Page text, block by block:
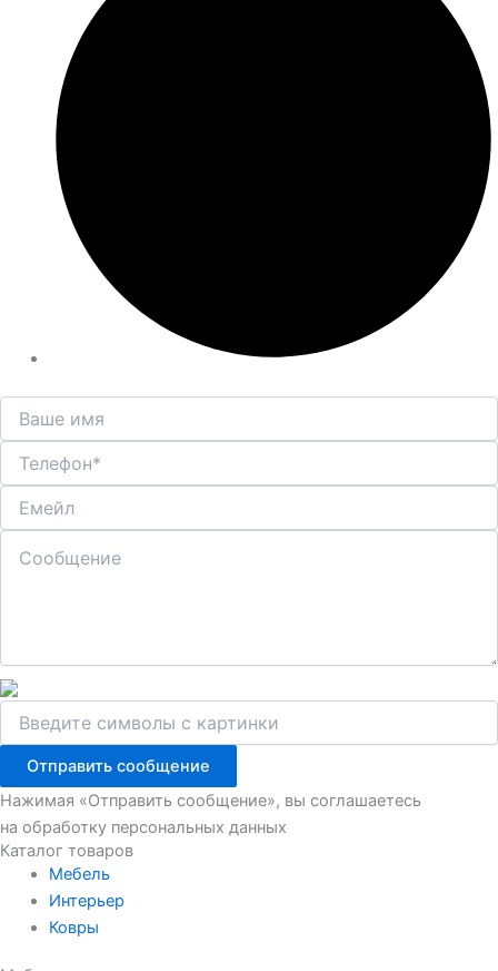
Отправить сообщение
Нажимая «Отправить сообщение», вы соглашаетесь
на обработку персональных данных
Каталог товаров
Мебель
Интерьер
Ковры